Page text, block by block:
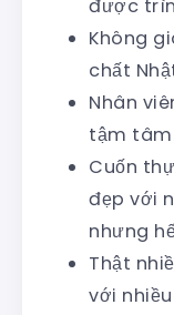
được
Không
chất
Nhân
tậm
Cuốn
đẹp với
nhưng
Thật
với